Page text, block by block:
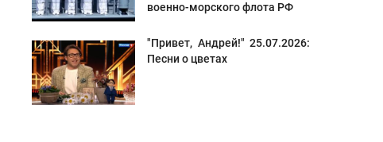
военно-морского флота РФ
"Привет, Андрей!" 25.07.2026:
Песни о цветах